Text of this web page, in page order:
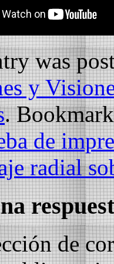
was
y
.
de
radial
de